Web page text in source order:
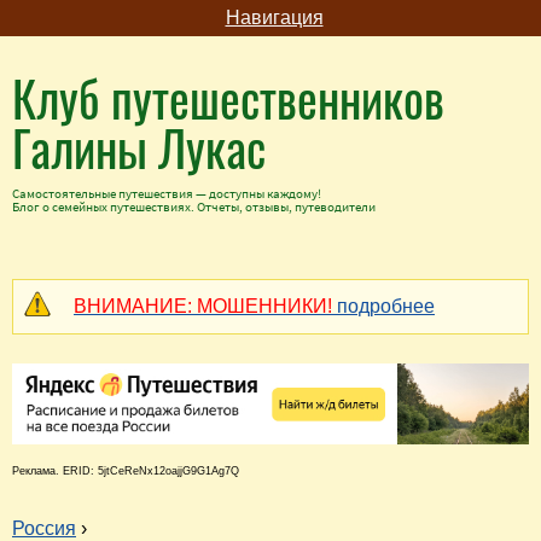
Навигация
Клуб путешественников
Галины Лукас
Самостоятельные путешествия — доступны каждому!
Блог о семейных путешествиях. Отчеты, отзывы, путеводители
ВНИМАНИЕ: МОШЕННИКИ! подробнее
Реклама. ERID: 5jtCeReNx12oajjG9G1Ag7Q
Россия ›